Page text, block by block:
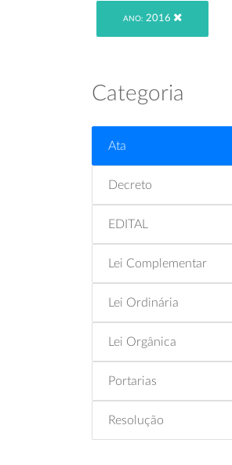
ANO: 2016
Categoria
Ata
Decreto
EDITAL
Lei Complementar
Lei Ordinária
Lei Orgânica
Portarias
Resolução